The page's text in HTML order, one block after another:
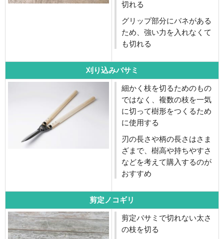
切れる
グリップ部分にバネがある
ため、強い力を入れなくて
も切れる
刈り込みバサミ
細かく枝を切るためのもの
ではなく、複数の枝を一気
に切って樹形をつくるため
に使用する
刃の長さや柄の長さはさま
ざまで、樹高や持ちやすさ
などを考えて購入するのが
おすすめ
剪定ノコギリ
剪定バサミで切れない太さ
の枝を切る